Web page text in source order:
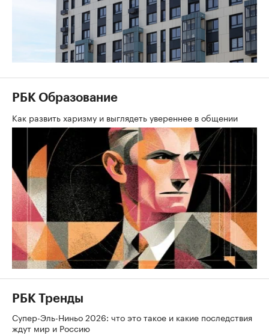
РБК Образование
Как развить харизму и выглядеть увереннее в общении
РБК Тренды
Супер-Эль-Ниньо 2026: что это такое и какие последствия
ждут мир и Россию